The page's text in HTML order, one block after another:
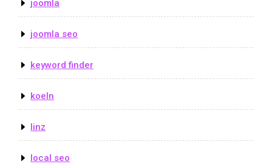
joomla
joomla seo
keyword finder
koeln
linz
local seo